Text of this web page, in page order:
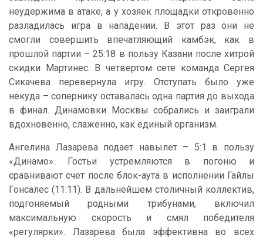
неудержима в атаке, а у хозяек площадки откровенно
разладилась игра в нападении. В этот раз они не
смогли совершить впечатляющий камбэк, как в
прошлой партии – 25:18 в пользу Казани после хитрой
скидки Мартинес. В четвертом сете команда Сергея
Сикачева перевернула игру. Отступать было уже
некуда – сопернику оставалась одна партия до выхода
в финал. Динамовки Москвы собрались и заиграли
вдохновенно, слаженно, как единый организм.
Ангелина Лазарева подает навылет – 5:1 в пользу
«Динамо». Гостьи устремляются в погоню и
сравнивают счет после блок-аута в исполнении Гайлы
Гонсалес (11:11). В дальнейшем столичный коллектив,
подгоняемый родными трибунами, включил
максимальную скорость и смял победителя
«регулярки». Лазарева была эффективна во всех